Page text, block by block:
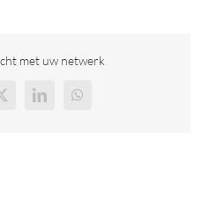
met uw netwerk
X LinkedInWhatsApp